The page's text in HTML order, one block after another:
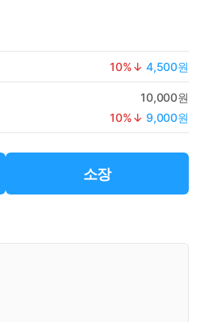
10%↓ 4,500원
10,000원
10%↓ 9,000원
소장